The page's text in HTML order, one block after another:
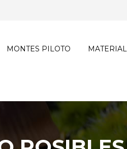
MONTES PILOTO